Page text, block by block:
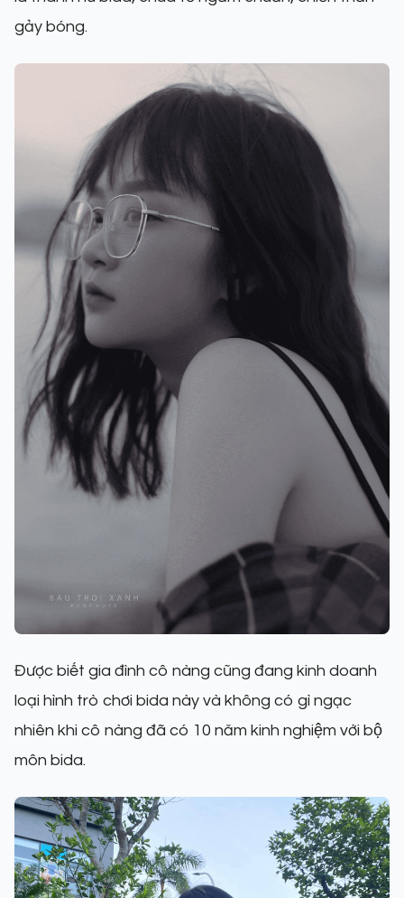
gảy bóng.
Được biết gia đình cô nàng cũng đang kinh doanh
loại hình trò chơi bida này và không có gì ngạc
nhiên khi cô nàng đã có 10 năm kinh nghiệm với bộ
môn bida.